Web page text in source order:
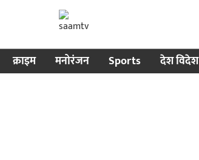
क्राइम मनोरंजन Sports देश विदेश